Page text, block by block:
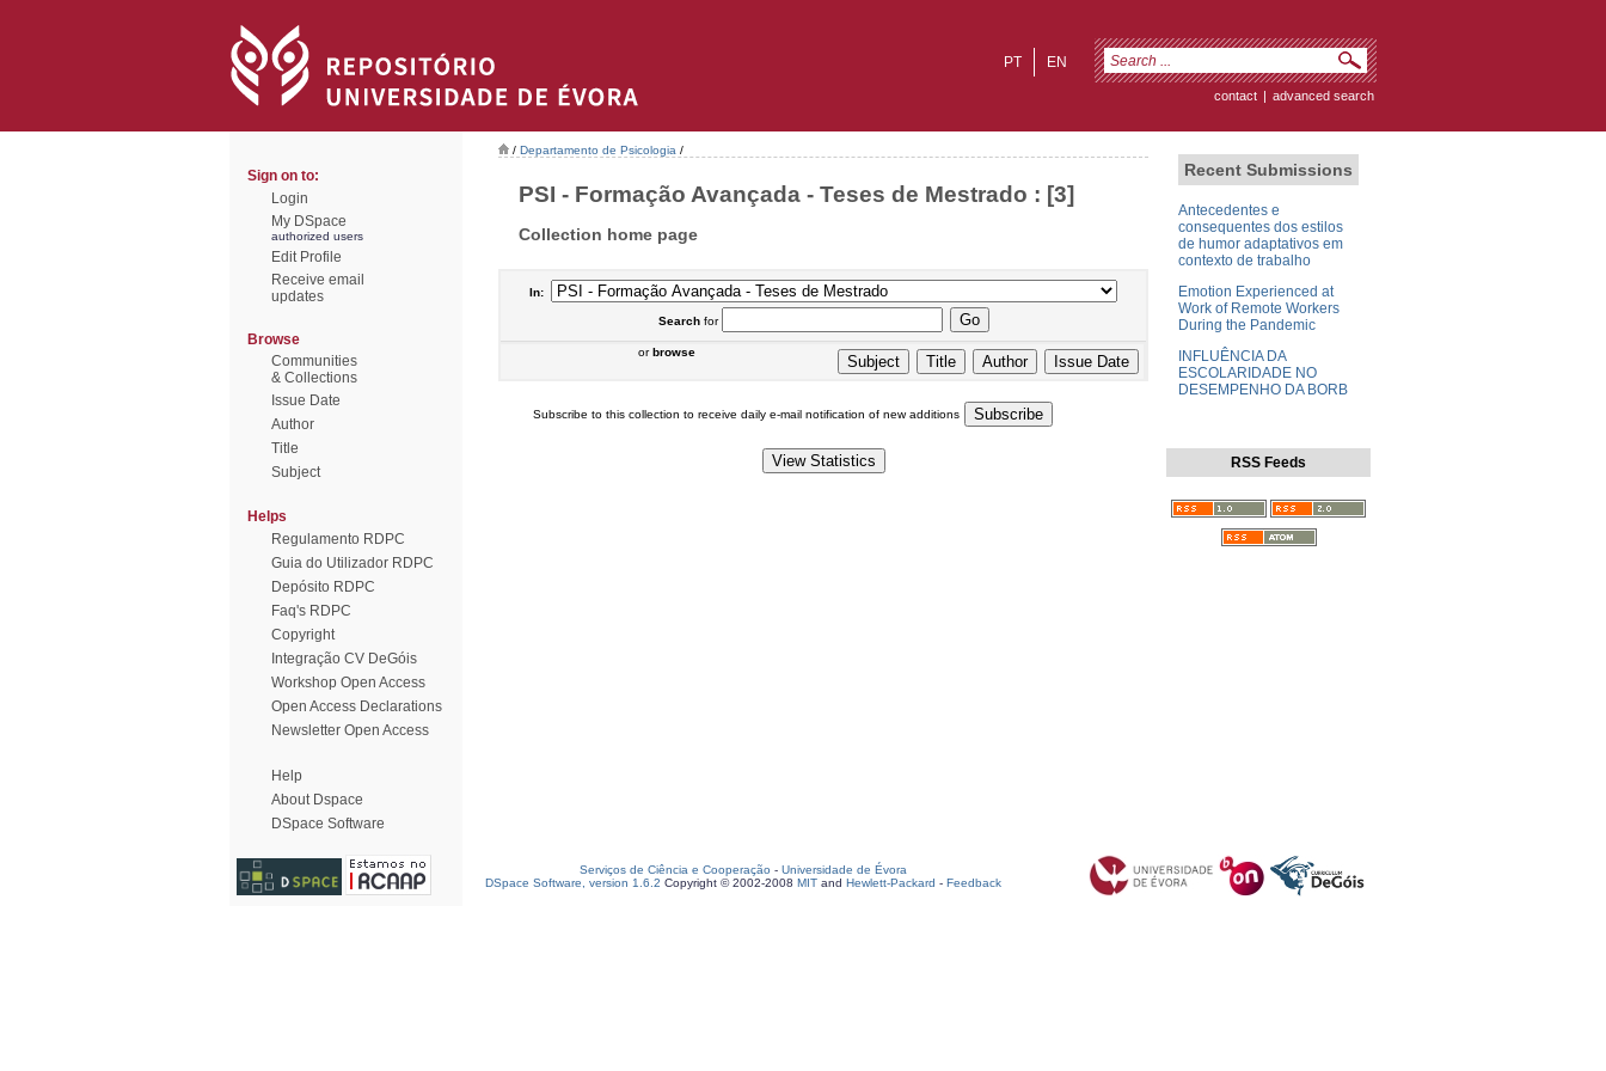
EN
PT
contact | advanced search
Sign on to:
Login
My DSpace
authorized users
Edit Profile
Receive email
updates
Browse
Communities
& Collections
Issue Date
Author
Title
Subject
Helps
Regulamento RDPC
Guia do Utilizador RDPC
Depósito RDPC
Faq's RDPC
Copyright
Integração CV DeGóis
Workshop Open Access
Open Access Declarations
Newsletter Open Access
Help
About Dspace
DSpace Software
/ Departamento de Psicologia /
PSI - Formação Avançada - Teses de Mestrado : [3]
Collection home page
In:
Searchfor
orbrowse
Subscribe to this collection to receive daily e-mail notification of new additions
Recent Submissions
Antecedentes e
consequentes dos estilos
de humor adaptativos em
contexto de trabalho
Emotion Experienced at
Work of Remote Workers
During the Pandemic
INFLUÊNCIA DA
ESCOLARIDADE NO
DESEMPENHO DA BORB
RSS Feeds
Serviços de Ciência e Cooperação - Universidade de Évora
DSpace Software, version 1.6.2 Copyright © 2002-2008 MIT and Hewlett-Packard - Feedback